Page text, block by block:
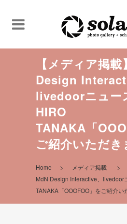
【メディア掲
Design
livedoorニュー
HIRO
TANAKA「
ご紹介いただき
Home > メディア掲載 >
MdN Design Interactive、livedoor
TANAKA「OOOFOO」をご紹介い